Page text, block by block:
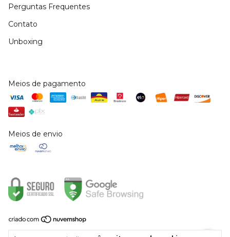
Perguntas Frequentes
Contato
Unboxing
Meios de pagamento
Meios de envio
Copyright Doce Donzela - 38430215000115 - 2026. Todos os direitos